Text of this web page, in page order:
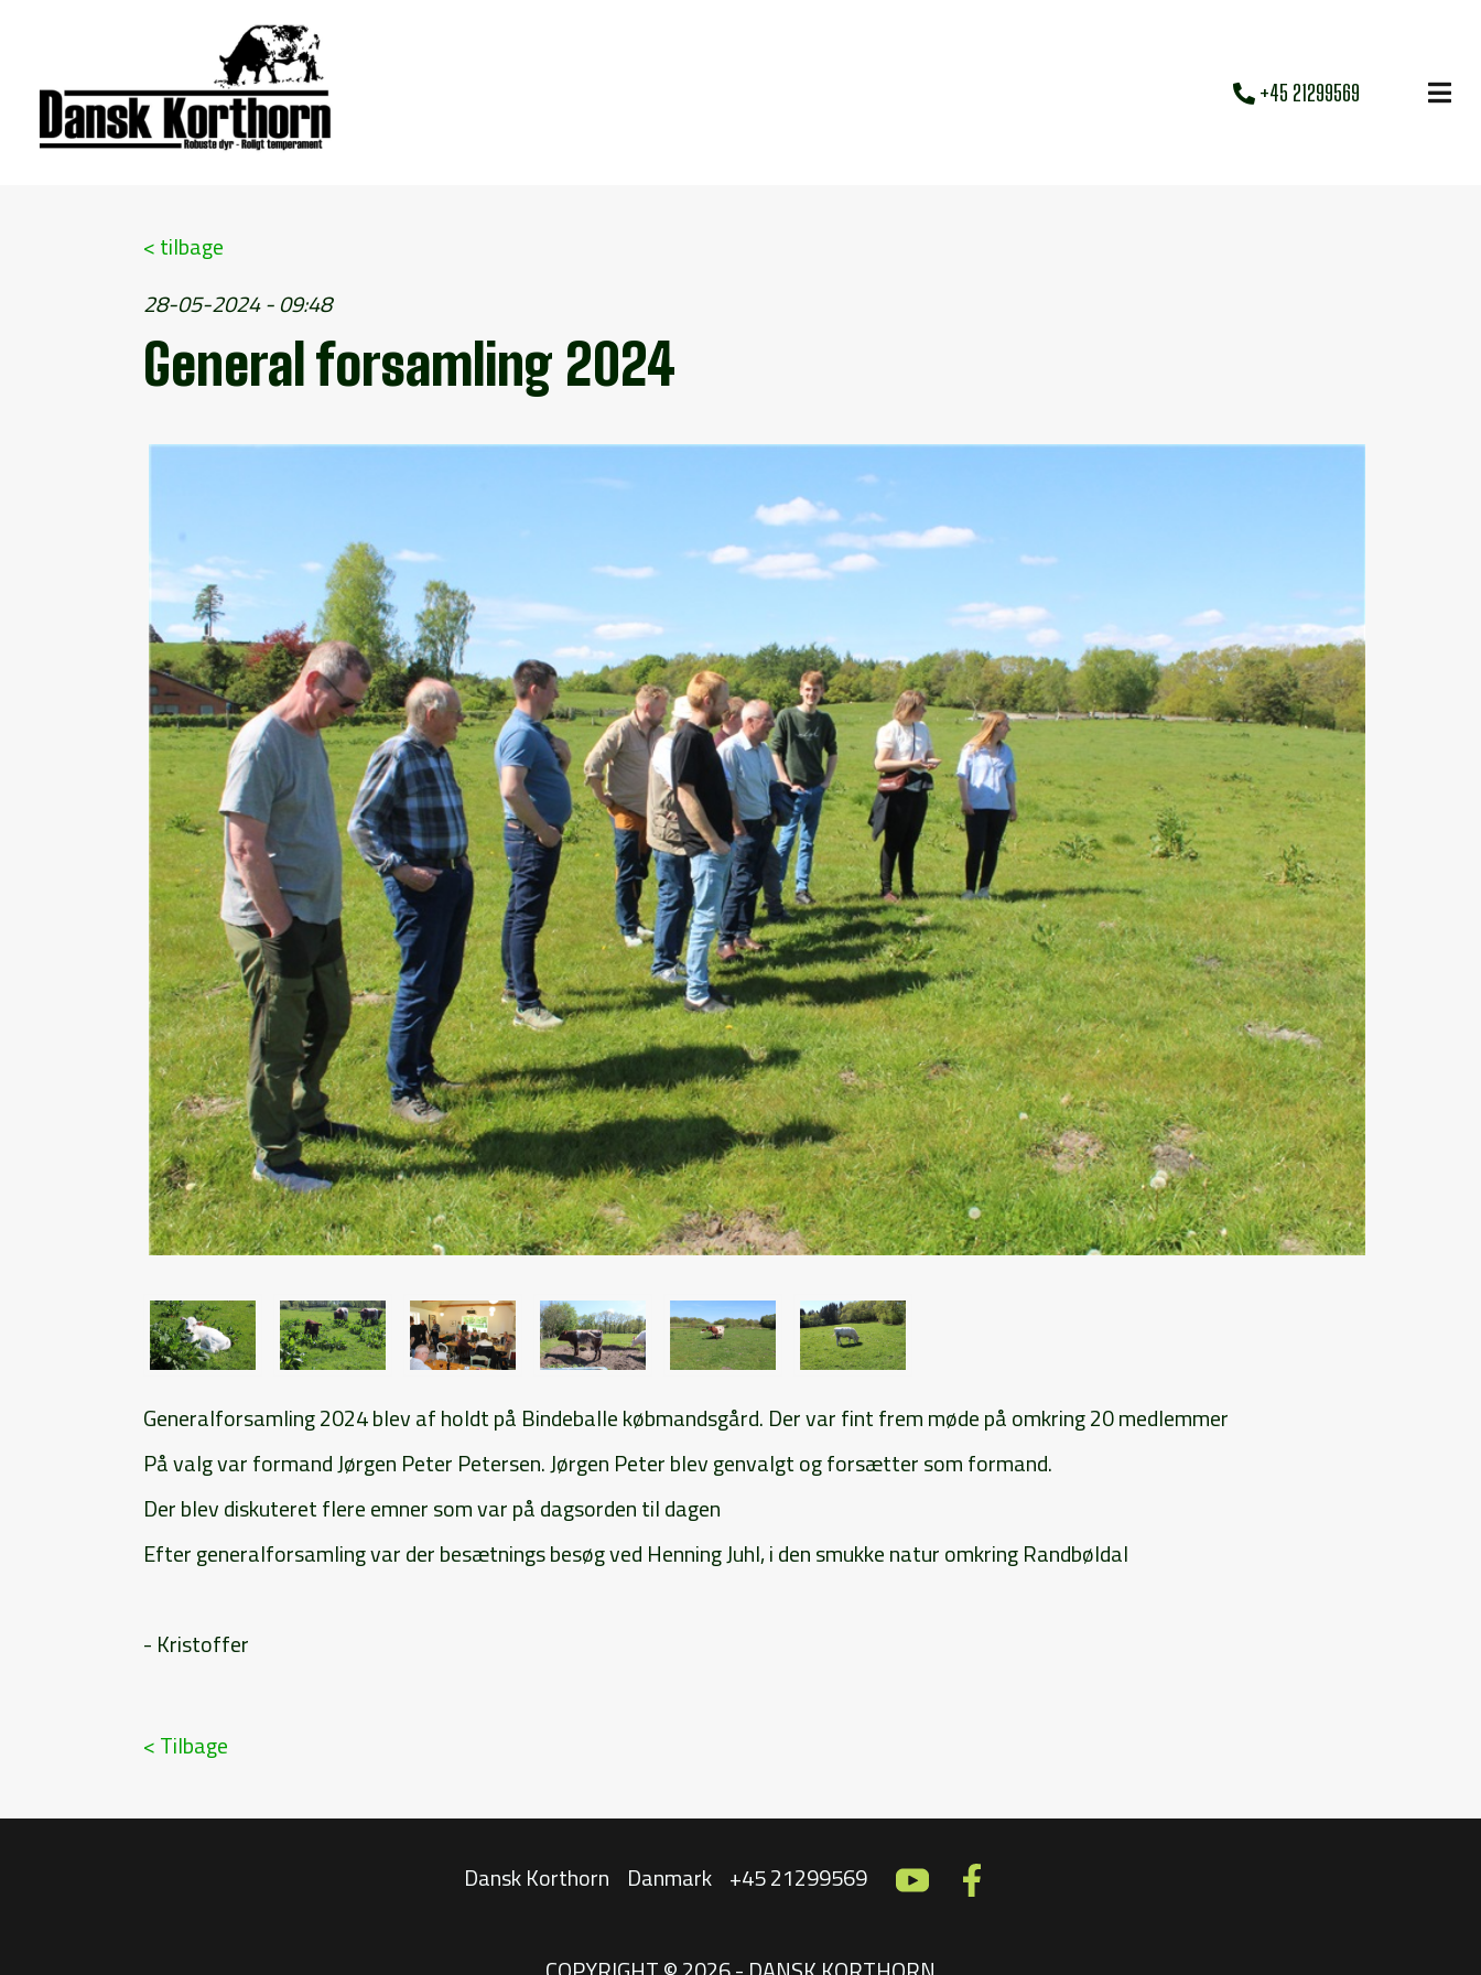
+45 21299569
< tilbage
28-05-2024 - 09:48
General forsamling 2024
Generalforsamling 2024 blev af holdt på Bindeballe købmandsgård. Der var fint frem møde på omkring 20 medlemmer
På valg var formand Jørgen Peter Petersen. Jørgen Peter blev genvalgt og forsætter som formand.
Der blev diskuteret flere emner som var på dagsorden til dagen
Efter generalforsamling var der besætnings besøg ved Henning Juhl, i den smukke natur omkring Randbøldal
- Kristoffer
< Tilbage
Dansk Korthorn Danmark +45 21299569